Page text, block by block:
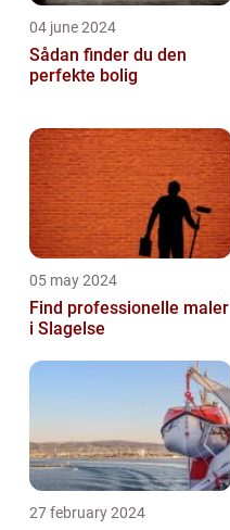
04 june 2024
Sådan finder du den
perfekte bolig
05 may 2024
Find professionelle maler
i Slagelse
27 february 2024